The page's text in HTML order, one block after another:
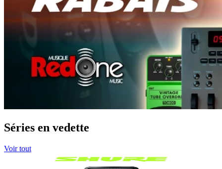
Séries en vedette
Voir tout